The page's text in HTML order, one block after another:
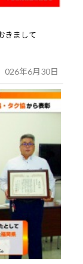
きまして
026年6月30日